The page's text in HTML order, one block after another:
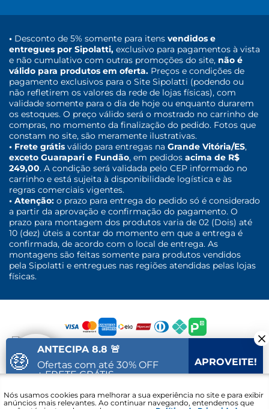
• Desconto de 5% somente para itens vendidos e
entregues por Sipolatti, exclusivo para pagamentos à vista
e não cumulativo com outras promoções do site, não é
válido para produtos em oferta. Preços e condições de
pagamento exclusivos para o Site Sipolatti (podendo ou
não refletirem os valores da rede de lojas físicas), com
validade somente para o dia de hoje ou enquanto durarem
os estoques. O preço válido será o mostrado no carrinho de
compras, no momento da finalização do pedido. Fotos que
constam no site, são meramente ilustrativas.
• Frete grátis válido para entregas na Grande Vitória/ES,
exceto Guarapari e Fundão, em pedidos acima de R$
249,00. A condição será validada pelo CEP informado no
carrinho e está sujeita à disponibilidade logística e às
regras comerciais vigentes.
• Atenção: o prazo para entrega do pedido só é considerado
a partir da aprovação e confirmação do pagamento. O
prazo para montagem dos produtos varia de 02 (Dois) até
10 (dez) úteis a contar do momento em que a entrega é
confirmada, de acordo com o local de entrega. As
montagens são feitas somente para produtos vendidos
pela Sipolatti e entregues nas regiões atendidas pelas lojas
físicas.
Nós usamos cookies para melhorar a sua experiência no site e para exibir
anúncios mais relevantes. Ao continuar navegando, entendemos que
Fale com um
especialista
🤑
ANTECIPA 8.8 🚨
Ofertas com até 30% OFF
+ FRETE GRÁTIS
APROVEITE!
Vai acabar em: 31 43 07